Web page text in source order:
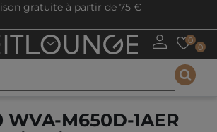
gratuite à partir de 75 €
0
0
WVA-M650D-1AER